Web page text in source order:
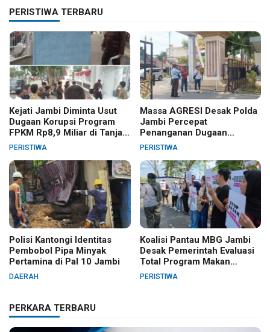
PERISTIWA TERBARU
Kejati Jambi Diminta Usut
Dugaan Korupsi Program
FPKM Rp8,9 Miliar di Tanjab
Barat
PERISTIWA
Massa AGRESI Desak Polda
Jambi Percepat
Penanganan Dugaan
Pelanggaran Hak Cipta Buku
PERISTIWA
Polisi Kantongi Identitas
Pembobol Pipa Minyak
Pertamina di Pal 10 Jambi
DAERAH
Koalisi Pantau MBG Jambi
Desak Pemerintah Evaluasi
Total Program Makan
Bergizi Gratis
PERISTIWA
PERKARA TERBARU